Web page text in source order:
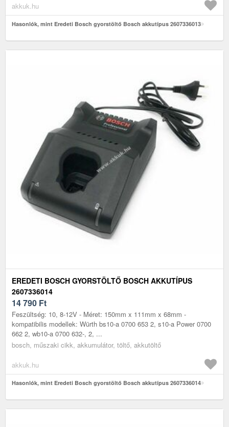
akkuk.hu
Hasonlók, mint Eredeti Bosch gyorstöltő Bosch akkutípus 2607336013
EREDETI BOSCH GYORSTÖLTŐ BOSCH AKKUTÍPUS
2607336014
14 790 Ft
Feszültség: 10, 8-12V - Méret: 150mm x 111mm x 68mm -
kompatibilis modellek: Würth bs10-a 0700 653 2, s10-a Power 0700
662 2, wb10-a 0700 632-, 2, ...
bosch, műszaki cikk, akkumulátor, töltő, akkutöltő
akkuk.hu
Hasonlók, mint Eredeti Bosch gyorstöltő Bosch akkutípus 2607336014